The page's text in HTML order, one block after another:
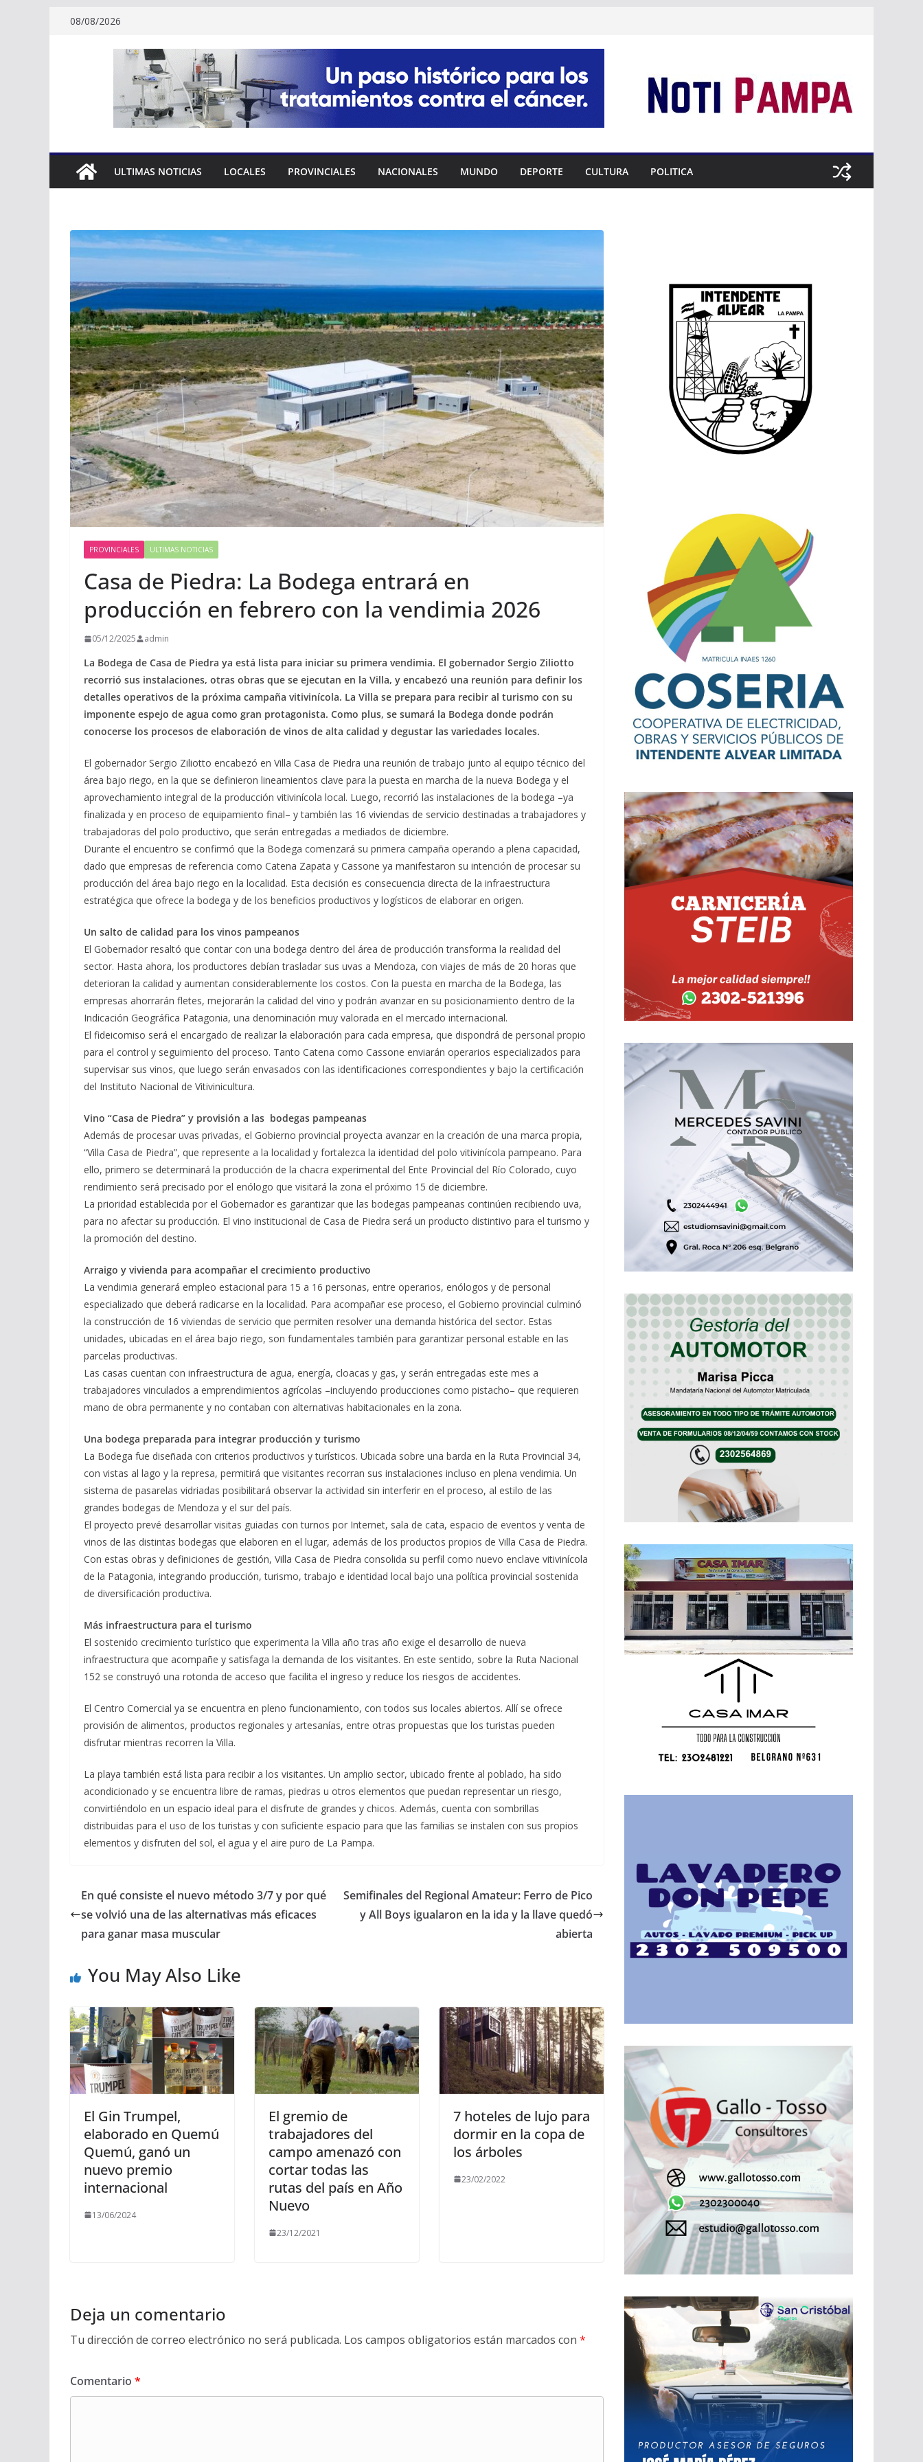
08/08/2026
ULTIMAS NOTICIAS LOCALES PROVINCIALES NACIONALES MUNDO DEPORTE CULTURA POLITICA
PROVINCIALES ULTIMAS NOTICIAS
Casa de Piedra: La Bodega entrará en
producción en febrero con la vendimia 2026
05/12/2025 admin
La Bodega de Casa de Piedra ya está lista para iniciar su primera vendimia. El gobernador Sergio Ziliotto
recorrió sus instalaciones, otras obras que se ejecutan en la Villa, y encabezó una reunión para definir los
detalles operativos de la próxima campaña vitivinícola. La Villa se prepara para recibir al turismo con su
imponente espejo de agua como gran protagonista. Como plus, se sumará la Bodega donde podrán
conocerse los procesos de elaboración de vinos de alta calidad y degustar las variedades locales.
El gobernador Sergio Ziliotto encabezó en Villa Casa de Piedra una reunión de trabajo junto al equipo técnico del
área bajo riego, en la que se definieron lineamientos clave para la puesta en marcha de la nueva Bodega y el
aprovechamiento integral de la producción vitivinícola local. Luego, recorrió las instalaciones de la bodega –ya
finalizada y en proceso de equipamiento final– y también las 16 viviendas de servicio destinadas a trabajadores y
trabajadoras del polo productivo, que serán entregadas a mediados de diciembre.
Durante el encuentro se confirmó que la Bodega comenzará su primera campaña operando a plena capacidad,
dado que empresas de referencia como Catena Zapata y Cassone ya manifestaron su intención de procesar su
producción del área bajo riego en la localidad. Esta decisión es consecuencia directa de la infraestructura
estratégica que ofrece la bodega y de los beneficios productivos y logísticos de elaborar en origen.
Un salto de calidad para los vinos pampeanos
El Gobernador resaltó que contar con una bodega dentro del área de producción transforma la realidad del
sector. Hasta ahora, los productores debían trasladar sus uvas a Mendoza, con viajes de más de 20 horas que
deterioran la calidad y aumentan considerablemente los costos. Con la puesta en marcha de la Bodega, las
empresas ahorrarán fletes, mejorarán la calidad del vino y podrán avanzar en su posicionamiento dentro de la
Indicación Geográfica Patagonia, una denominación muy valorada en el mercado internacional.
El fideicomiso será el encargado de realizar la elaboración para cada empresa, que dispondrá de personal propio
para el control y seguimiento del proceso. Tanto Catena como Cassone enviarán operarios especializados para
supervisar sus vinos, que luego serán envasados con las identificaciones correspondientes y bajo la certificación
del Instituto Nacional de Vitivinicultura.
Vino “Casa de Piedra” y provisión a las bodegas pampeanas
Además de procesar uvas privadas, el Gobierno provincial proyecta avanzar en la creación de una marca propia,
“Villa Casa de Piedra”, que represente a la localidad y fortalezca la identidad del polo vitivinícola pampeano. Para
ello, primero se determinará la producción de la chacra experimental del Ente Provincial del Río Colorado, cuyo
rendimiento será precisado por el enólogo que visitará la zona el próximo 15 de diciembre.
La prioridad establecida por el Gobernador es garantizar que las bodegas pampeanas continúen recibiendo uva,
para no afectar su producción. El vino institucional de Casa de Piedra será un producto distintivo para el turismo y
la promoción del destino.
Arraigo y vivienda para acompañar el crecimiento productivo
La vendimia generará empleo estacional para 15 a 16 personas, entre operarios, enólogos y de personal
especializado que deberá radicarse en la localidad. Para acompañar ese proceso, el Gobierno provincial culminó
la construcción de 16 viviendas de servicio que permiten resolver una demanda histórica del sector. Estas
unidades, ubicadas en el área bajo riego, son fundamentales también para garantizar personal estable en las
parcelas productivas.
Las casas cuentan con infraestructura de agua, energía, cloacas y gas, y serán entregadas este mes a
trabajadores vinculados a emprendimientos agrícolas –incluyendo producciones como pistacho– que requieren
mano de obra permanente y no contaban con alternativas habitacionales en la zona.
Una bodega preparada para integrar producción y turismo
La Bodega fue diseñada con criterios productivos y turísticos. Ubicada sobre una barda en la Ruta Provincial 34,
con vistas al lago y la represa, permitirá que visitantes recorran sus instalaciones incluso en plena vendimia. Un
sistema de pasarelas vidriadas posibilitará observar la actividad sin interferir en el proceso, al estilo de las
grandes bodegas de Mendoza y el sur del país.
El proyecto prevé desarrollar visitas guiadas con turnos por Internet, sala de cata, espacio de eventos y venta de
vinos de las distintas bodegas que elaboren en el lugar, además de los productos propios de Villa Casa de Piedra.
Con estas obras y definiciones de gestión, Villa Casa de Piedra consolida su perfil como nuevo enclave vitivinícola
de la Patagonia, integrando producción, turismo, trabajo e identidad local bajo una política provincial sostenida
de diversificación productiva.
Más infraestructura para el turismo
El sostenido crecimiento turístico que experimenta la Villa año tras año exige el desarrollo de nueva
infraestructura que acompañe y satisfaga la demanda de los visitantes. En este sentido, sobre la Ruta Nacional
152 se construyó una rotonda de acceso que facilita el ingreso y reduce los riesgos de accidentes.
El Centro Comercial ya se encuentra en pleno funcionamiento, con todos sus locales abiertos. Allí se ofrece
provisión de alimentos, productos regionales y artesanías, entre otras propuestas que los turistas pueden
disfrutar mientras recorren la Villa.
La playa también está lista para recibir a los visitantes. Un amplio sector, ubicado frente al poblado, ha sido
acondicionado y se encuentra libre de ramas, piedras u otros elementos que puedan representar un riesgo,
convirtiéndolo en un espacio ideal para el disfrute de grandes y chicos. Además, cuenta con sombrillas
distribuidas para el uso de los turistas y con suficiente espacio para que las familias se instalen con sus propios
elementos y disfruten del sol, el agua y el aire puro de La Pampa.
En qué consiste el nuevo método 3/7 y por qué
se volvió una de las alternativas más eficaces
para ganar masa muscular
Semifinales del Regional Amateur: Ferro de Pico
y All Boys igualaron en la ida y la llave quedó
abierta
You May Also Like
El Gin Trumpel,
elaborado en Quemú
Quemú, ganó un
nuevo premio
internacional
13/06/2024
El gremio de
trabajadores del
campo amenazó con
cortar todas las
rutas del país en Año
Nuevo
23/12/2021
7 hoteles de lujo para
dormir en la copa de
los árboles
23/02/2022
Deja un comentario
Tu dirección de correo electrónico no será publicada. Los campos obligatorios están marcados con *
Comentario *